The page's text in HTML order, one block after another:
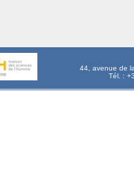
44, avenue de
Tél. :